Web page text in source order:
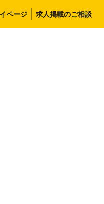
ページ 求人掲載のご相談